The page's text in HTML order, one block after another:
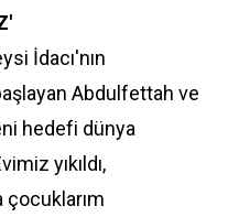
İdacı'nın
Abdulfettah ve
hedefi dünya
yıkıldı,
çocuklarım